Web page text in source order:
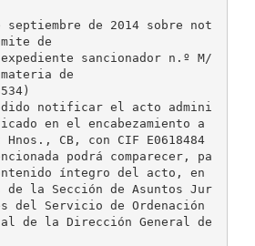
septiembre de 2014 sobre not
de
sancionador n.º M/
de
notificar el acto admini
en el encabezamiento a
Hnos., CB, con CIF E0618484
podrá comparecer, pa
íntegro del acto, en
de la Sección de Asuntos Jur
del Servicio de Ordenación
de la Dirección General de